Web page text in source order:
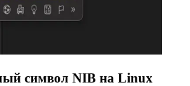
символ NIB на Linux